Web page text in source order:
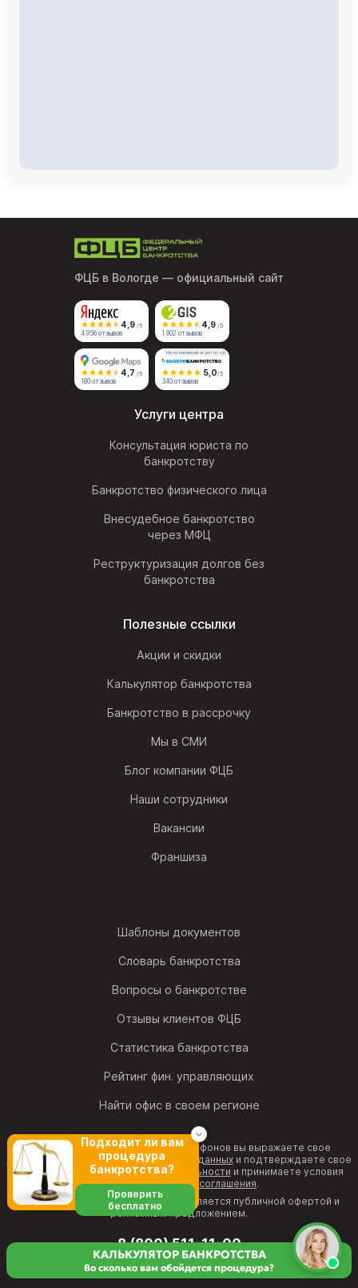
ФЦБ в Вологде — официальный сайт
4,9 /5
4 956 отзывов
4,9 /5
1 902 отзывов
4,7 /5
180 отзывов
Независимый агрегатор
5,0/5
340 отзывов
Услуги центра
Консультация юриста по
банкротству
Банкротство физического лица
Внесудебное банкротство
через МФЦ
Реструктуризация долгов без
банкротства
Полезные ссылки
Акции и скидки
Калькулятор банкротства
Банкротство в рассрочку
Мы в СМИ
Блог компании ФЦБ
Наши сотрудники
Вакансии
Франшиза
Шаблоны документов
Словарь банкротства
Вопросы о банкротстве
Отзывы клиентов ФЦБ
Статистика банкротства
Рейтинг фин. управляющих
Найти офис в своем регионе
Позвонив на один из номеров телефонов вы выражаете свое
согласие на обработку персональных данныхи подтверждаете свое
согласие с
политикой конфиденциальности и принимаете условия
Пользовательского соглашения.
Информация на веб-странице не является публичной офертой и
рекламным предложением.
8 (800) 511-11-00
бесплатная горячая линия
КАЛЬКУЛЯТОР БАНКРОТСТВА
Во сколько вам обойдется процедура?
Подходит ли вам
процедура
банкротства?
Проверить
бесплатно